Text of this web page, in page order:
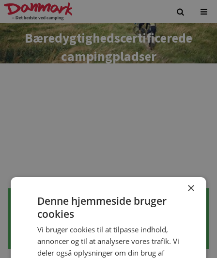
Bæredygtighedscertificerede
campingpladser
×
Denne hjemmeside bruger
cookies
Vi bruger cookies til at tilpasse indhold,
annoncer og til at analysere vores trafik. Vi
deler også oplysninger om din brug af